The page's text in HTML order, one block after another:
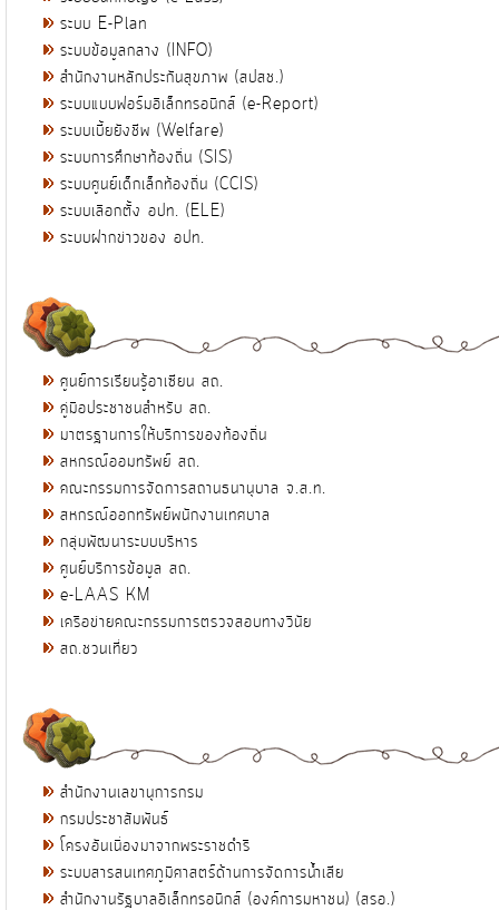
ระบบ E-Plan
ระบบข้อมูลกลาง (INFO)
สำนักงานหลักประกันสุขภาพ (สปสช.)
ระบบแบบฟอร์มอิเล็กทรอนิกส์ (e-Report)
ระบบเบี้ยยังชีพ (Welfare)
ระบบการศึกษาท้องถิ่น (SIS)
ระบบศูนย์เด็กเล็กท้องถิ่น (CCIS)
ระบบเลือกตั้ง อปท. (ELE)
ระบบฝากข่าวของ อปท.
ศูนย์การเรียนรู้อาเซียน สถ.
คู่มือประชาชนสำหรับ สถ.
มาตรฐานการให้บริการของท้องถิ่น
สหกรณ์ออมทรัพย์ สถ.
คณะกรรมการจัดการสถานธนานุบาล จ.ส.ท.
สหกรณ์ออกทรัพย์พนักงานเทศบาล
กลุ่มพัฒนาระบบบริหาร
ศูนย์บริการข้อมูล สถ.
e-LAAS KM
เครือข่ายคณะกรรมการตรวจสอบทางวินัย
สถ.ชวนเที่ยว
สำนักงานเลขานุการกรม
กรมประชาสัมพันธ์
โครงอันเนื่องมาจากพระราชดำริ
ระบบสารสนเทศภูมิศาสตร์ด้านการจัดการน้ำเสีย
สำนักงานรัฐบาลอิเล็กทรอนิกส์ (องค์การมหาชน) (สรอ.)